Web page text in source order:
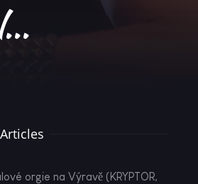
orgie na Výravě (KRYPTOR,